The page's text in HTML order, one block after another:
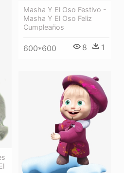
Masha Y El Oso Festivo -
Masha Y El Oso Feliz
Cumpleaños
600*600 8 1